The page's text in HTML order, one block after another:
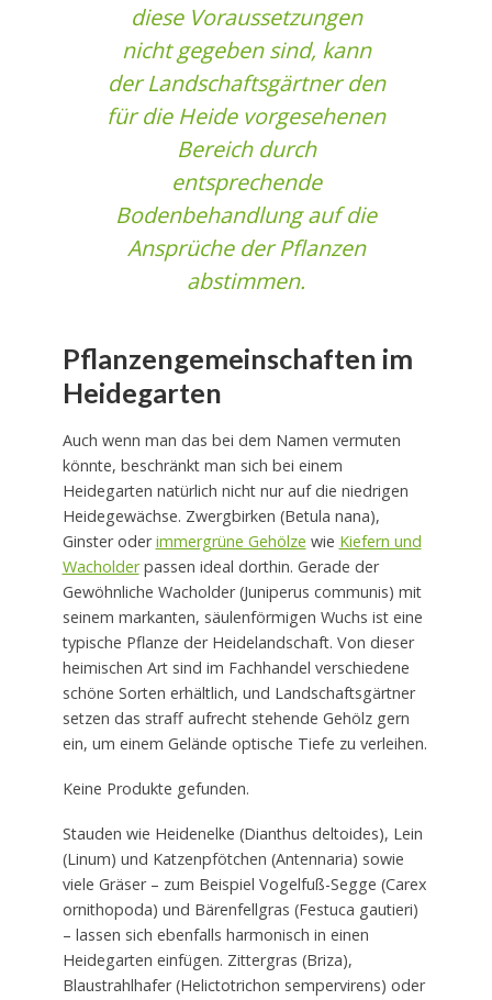
diese Voraussetzungen
nicht gegeben sind, kann
der Landschaftsgärtner den
für die Heide vorgesehenen
Bereich durch
entsprechende
Bodenbehandlung auf die
Ansprüche der Pflanzen
abstimmen.
Pflanzengemeinschaften im
Heidegarten
Auch wenn man das bei dem Namen vermuten
könnte, beschränkt man sich bei einem
Heidegarten natürlich nicht nur auf die niedrigen
Heidegewächse. Zwergbirken (Betula nana),
Ginster oderimmergrüne Gehölze wie Kiefern und
Wacholderpassen ideal dorthin. Gerade der
Gewöhnliche Wacholder (Juniperus communis) mit
seinem markanten, säulenförmigen Wuchs ist eine
typische Pflanze der Heidelandschaft. Von dieser
heimischen Art sind im Fachhandel verschiedene
schöne Sorten erhältlich, und Landschaftsgärtner
setzen das straff aufrecht stehende Gehölz gern
ein, um einem Gelände optische Tiefe zu verleihen.
Keine Produkte gefunden.
Stauden wie Heidenelke (Dianthus deltoides), Lein
(Linum) und Katzenpfötchen (Antennaria) sowie
viele Gräser – zum Beispiel Vogelfuß-Segge (Carex
ornithopoda) und Bärenfellgras (Festuca gautieri)
– lassen sich ebenfalls harmonisch in einen
Heidegarten einfügen. Zittergras (Briza),
Blaustrahlhafer (Helictotrichon sempervirens) oder